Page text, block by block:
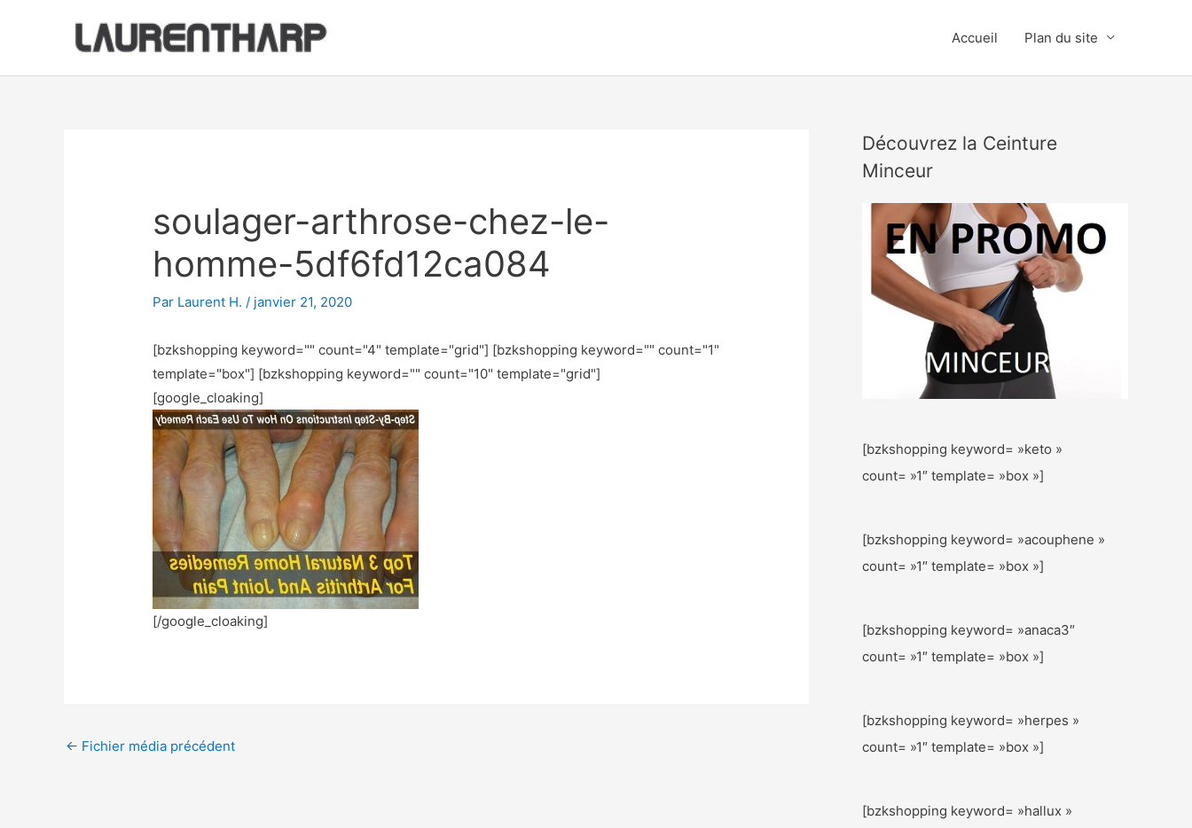
Accueil Plan du site
soulager-arthrose-chez-le-
homme-5df6fd12ca084
Par Laurent H./ janvier 21, 2020
[bzkshopping keyword="" count="4" template="grid"] [bzkshopping keyword="" count="1"
template="box"] [bzkshopping keyword="" count="10" template="grid"]
[google_cloaking]
[/google_cloaking]
← Fichier média précédent
Découvrez la Ceinture
Minceur
[bzkshopping keyword= »keto »
count= »1″ template= »box »]
[bzkshopping keyword= »acouphene »
count= »1″ template= »box »]
[bzkshopping keyword= »anaca3″
count= »1″ template= »box »]
[bzkshopping keyword= »herpes »
count= »1″ template= »box »]
[bzkshopping keyword= »hallux »